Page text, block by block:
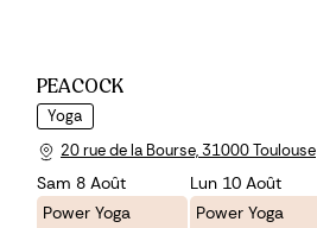
PEACOCK
Yoga
20 rue de la Bourse, 31000 Toulouse
Sam 8 Août
Power Yoga
Lun 10 Août
Power Yoga